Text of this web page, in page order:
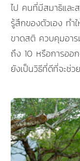
ไป คนที่มีสมาธิและ
รู้สึกของตัวเอง ทำ
ขาดสติ ควบคุมอาร
ถึง 10 หรือการออ
ยังเป็นวิธีที่ดีที่จะช่ว